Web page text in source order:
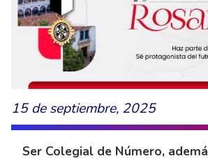
15 de septiembre, 2025
Ser Colegial de Número,